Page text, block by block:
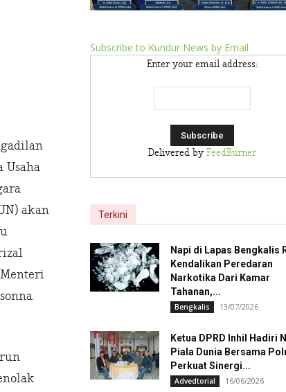
Usaha
akan
Subscribe to Kundur News by Email
Enter your email address:
Delivered by FeedBurner
Terkini
Napi di Lapas Bengkalis
Kendalikan Peredaran
Narkotika Dari Kamar
Tahanan,...
Bengkalis 13/07/2026
Ketua DPRD Inhil Hadiri
Piala Dunia Bersama
Perkuat Sinergi...
Advedtorial 16/06/2026